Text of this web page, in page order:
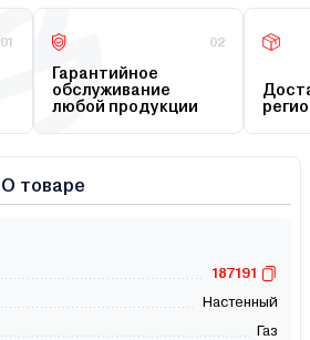
01 02
Гарантийное
обслуживание
любой продукции
О товаре
187191
Настенный
Газ